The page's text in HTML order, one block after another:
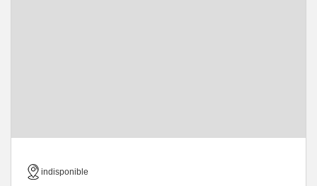
indisponible